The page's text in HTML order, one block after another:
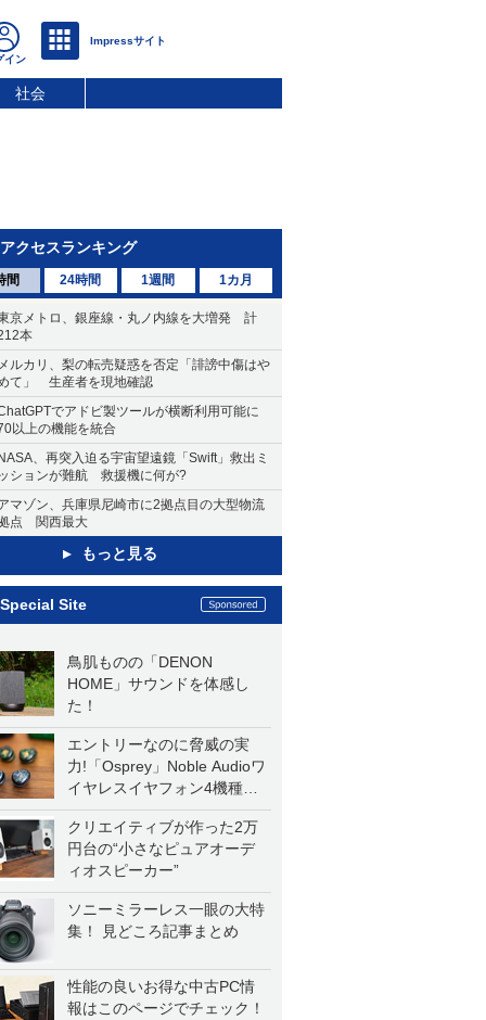
社会
アクセスランキング
間 24時間 1週間 1カ月
京メトロ、銀座線・丸ノ内線を大増発 計
本
ルカリ、梨の転売疑惑を否定「誹謗中傷はや
て」 生産者を現地確認
でアドビ製ツールが横断利用可能に
以上の機能を統合
、再突入迫る宇宙望遠鏡「Swift」救出ミ
ションが難航 救援機に何が?
マゾン、兵庫県尼崎市に2拠点目の大型物流
点 関西最大
もっと見る
Special Site
鳥肌ものの「DENON
HOME」サウンドを体感し
た！
エントリーなのに脅威の実
力!「Osprey」Noble Audioワ
イヤレスイヤフォン4機種を
一気に聴く
クリエイティブが作った2万
円台の“小さなピュアオーデ
ィオスピーカー”
ソニーミラーレス一眼の大特
集！ 見どころ記事まとめ
性能の良いお得な中古PC情
報はこのページでチェック！